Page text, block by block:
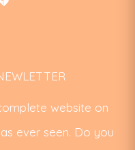
website on
ever seen. Do you